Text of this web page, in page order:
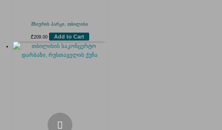
მზიურის პარკი, თბილისი
₾209.00 Add to Cart